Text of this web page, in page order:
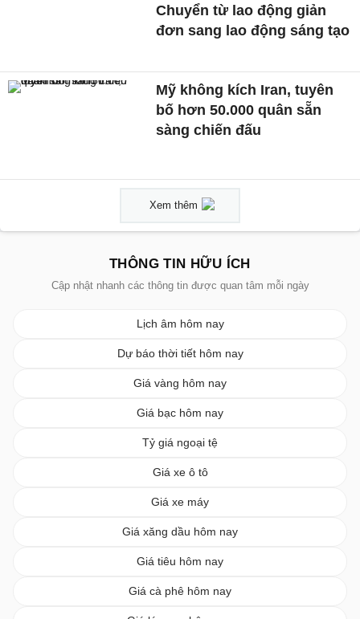
Chuyển từ lao động giản
đơn sang lao động sáng tạo
Mỹ không kích Iran, tuyên
bố hơn 50.000 quân sẵn
sàng chiến đấu
Xem thêm
THÔNG TIN HỮU ÍCH
Cập nhật nhanh các thông tin được quan tâm mỗi ngày
Lịch âm hôm nay
Dự báo thời tiết hôm nay
Giá vàng hôm nay
Giá bạc hôm nay
Tỷ giá ngoại tệ
Giá xe ô tô
Giá xe máy
Giá xăng dầu hôm nay
Giá tiêu hôm nay
Giá cà phê hôm nay